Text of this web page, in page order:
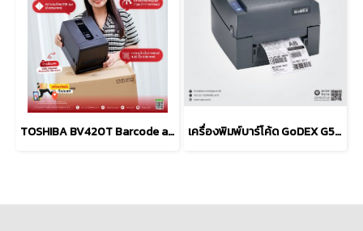
TOSHIBA BV420T Barcode and Label Printers (203 dpi, 300 dpi) เครื่องพิมพ์บาร์โค้ด GoDEX G500U Desktop Barcode Printer